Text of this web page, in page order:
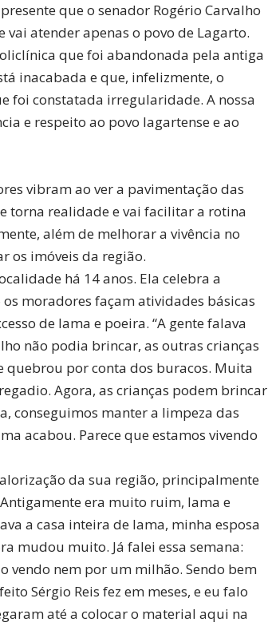
que o senador Rogério Carvalho
atender apenas o povo de Lagarto.
que foi abandonada pela antiga
inacabada e que, infelizmente, o
foi constatada irregularidade. A nossa
e respeito ao povo lagartense e ao
vibram ao ver a pavimentação das
torna realidade e vai facilitar a rotina
além de melhorar a vivência no
os imóveis da região.
há 14 anos. Ela celebra a
moradores façam atividades básicas
de lama e poeira. “A gente falava
não podia brincar, as outras crianças
por conta dos buracos. Muita
Agora, as crianças podem brincar
conseguimos manter a limpeza das
acabou. Parece que estamos vivendo
da sua região, principalmente
era muito ruim, lama e
a casa inteira de lama, minha esposa
mudou muito. Já falei essa semana:
vendo nem por um milhão. Sendo bem
Sérgio Reis fez em meses, e eu falo
até a colocar o material aqui na